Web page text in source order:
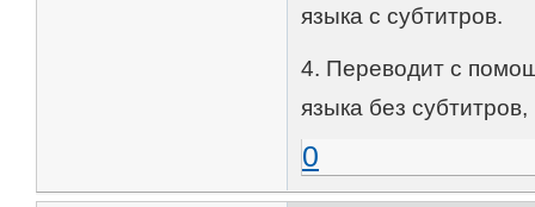
языка с субтитров.
4. Переводит с
языка без
0